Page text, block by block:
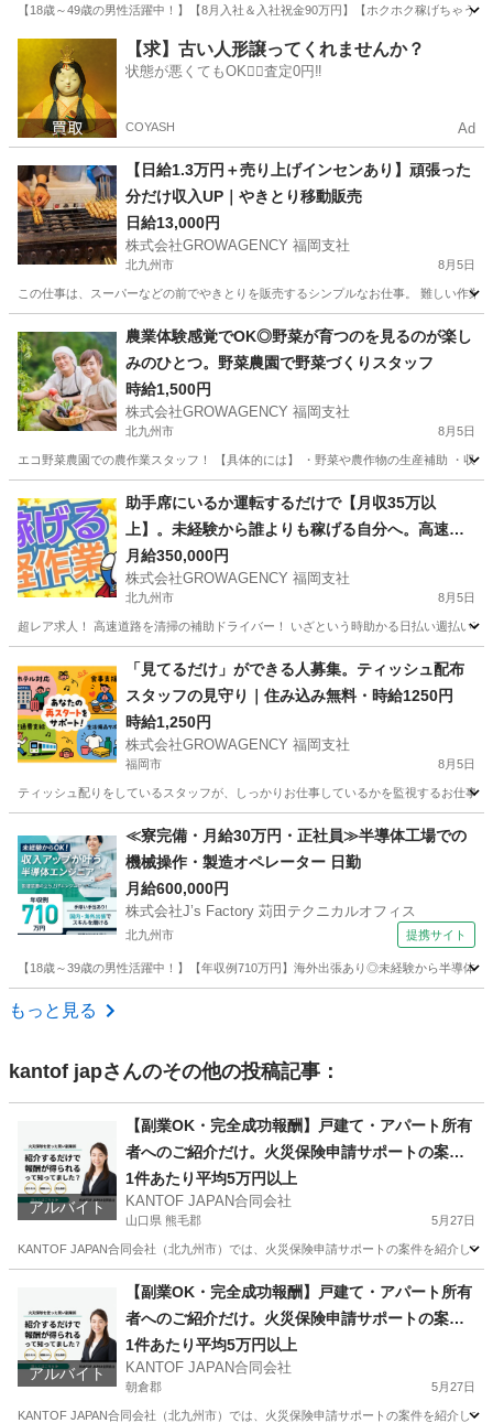
【18歳～49歳の男性活躍中！】【8月入社＆入社祝金90万円】【ホクホク稼げちゃ
その他
【求】古い人形譲ってくれませんか？
状態が悪くてもOK🙆‍♀️査定0円‼️
COYASH Ad
【日給1.3万円＋売り上げインセンあり】頑張った
分だけ収入UP｜やきとり移動販売
日給13,000円
株式会社GROWAGENCY 福岡支社
北九州市 8月5日
この仕事は、スーパーなどの前でやきとりを販売するシンプルなお仕事。 難しい作
その他 移動販売
農業体験感覚でOK◎野菜が育つのを見るのが楽し
みのひとつ。野菜農園で野菜づくりスタッフ
時給1,500円
株式会社GROWAGENCY 福岡支社
北九州市 8月5日
エコ野菜農園での農作業スタッフ！ 【具体的には】 ・野菜や農作物の生産補助 ・収
その他 スタッフ
助手席にいるか運転するだけで【月収35万以
上】。未経験から誰よりも稼げる自分へ。高速道
路清掃
月給350,000円
株式会社GROWAGENCY 福岡支社
北九州市 8月5日
超レア求人！ 高速道路を清掃の補助ドライバー！ いざという時助かる日払い週払い
その他 助手席
「見てるだけ」ができる人募集。ティッシュ配布
スタッフの見守り｜住み込み無料・時給1250円
時給1,250円
株式会社GROWAGENCY 福岡支社
福岡市 8月5日
ティッシュ配りをしているスタッフが、しっかりお仕事しているかを監視するお仕事
その他 スタッフ
≪寮完備・月給30万円・正社員≫半導体工場での
機械操作・製造オペレーター 日勤
月給600,000円
株式会社J’s Factory 苅田テクニカルオフィス
北九州市 提携サイト
【18歳～39歳の男性活躍中！】【年収例710万円】海外出張あり◎未経験から半導体
福岡 北九州市
もっと見る
kantof japさんのその他の投稿記事：
アルバイト
【副業OK・完全成功報酬】戸建て・アパート所有
者へのご紹介だけ。火災保険申請サポートの案件
紹介スタッフ募集（福岡・大分・佐賀・山口）
1件あたり平均5万円以上
KANTOF JAPAN合同会社
山口県 熊毛郡 5月27日
KANTOF JAPAN合同会社（北九州市）では、火災保険申請サポートの案件を紹介し
その他 スタッフ
アルバイト
【副業OK・完全成功報酬】戸建て・アパート所有
者へのご紹介だけ。火災保険申請サポートの案件
紹介スタッフ募集（福岡・大分・佐賀・山口）
1件あたり平均5万円以上
KANTOF JAPAN合同会社
朝倉郡 5月27日
KANTOF JAPAN合同会社（北九州市）では、火災保険申請サポートの案件を紹介し